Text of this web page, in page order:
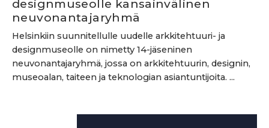
designmuseolle kansainvälinen
neuvonantajaryhmä
Helsinkiin suunnitellulle uudelle arkkitehtuuri- ja
designmuseolle on nimetty 14-jäseninen
neuvonantajaryhmä, jossa on arkkitehtuurin, designin,
museoalan, taiteen ja teknologian asiantuntijoita. ...